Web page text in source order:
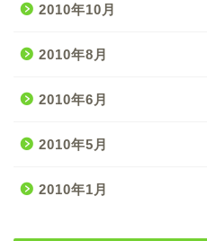
2010年10月
2010年8月
2010年6月
2010年5月
2010年1月